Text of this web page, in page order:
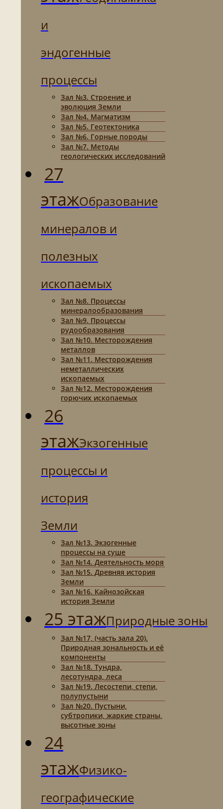
и
эндогенные
процессы
Зал №3. Строение и
эволюция Земли
Зал №4. Магматизм
Зал №5. Геотектоника
Зал №6. Горные породы
Зал №7. Методы
геологических исследований
27
этажОбразование
минералов и
полезных
ископаемых
Зал №8. Процессы
минералообразования
Зал №9. Процессы
рудообразования
Зал №10. Месторождения
металлов
Зал №11. Месторождения
неметаллических
ископаемых
Зал №12. Месторождения
горючих ископаемых
26
этажЭкзогенные
процессы и
история
Земли
Зал №13. Экзогенные
процессы на суше
Зал №14. Деятельность моря
Зал №15. Древняя история
Земли
Зал №16. Кайнозойская
история Земли
25 этажПриродные зоны
Зал №17, (часть зала 20).
Природная зональность и её
компоненты
Зал №18. Тундра,
лесотундра, леса
Зал №19. Лесостепи, степи,
полупустыни
Зал №20. Пустыни,
субтропики, жаркие страны,
высотные зоны
24
этажФизико-
географические